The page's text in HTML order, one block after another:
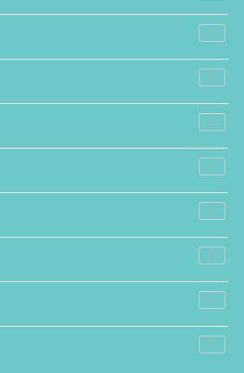
2
3
2
4
1
1
7
7